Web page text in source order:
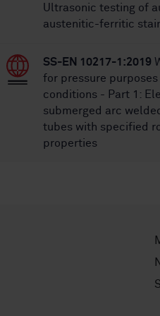
Ultrasonic testing of
austenitic-ferritic
SS-EN 10217-1:2019
for pressure
conditions - Part 1:
submerged arc
tubes with specified
properties